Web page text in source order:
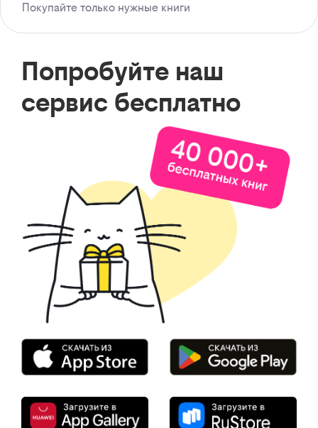
Покупайте только нужные книги
Попробуйте наш
сервис бесплатно